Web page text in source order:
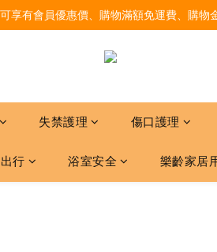
享有會員優惠價、購物滿額免運費、購物
失禁護理 傷口護理
行 浴室安全 樂齡家居